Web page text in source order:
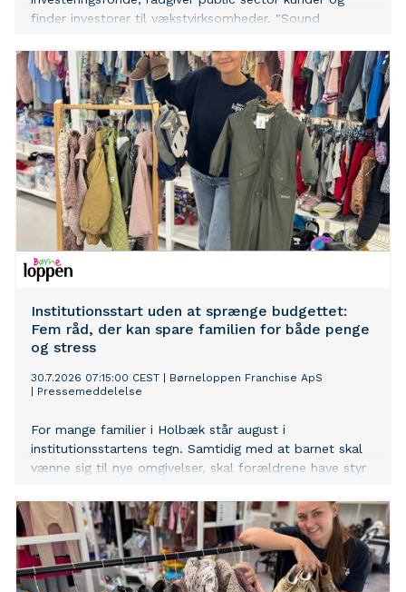
finder investorer til vækstvirksomheder. "Sound
cheføkonom for Sydøstasien hos Lundgreen's Capital i
Manila i Filippinerne og Peter Lundgreen Founding CEO
for Lundgreen's Capital A/S i København. Parret
diskuterrer forskellige udviklinger i det globale
finansmarked som de finder interessante, som de også
mener det har værdi, at investorer inddrager i deres
betragter. Værd at vide er, at alle de temaer, som Mel
og Peter bringer frem indgår i myriaden af elementer,
som Lundgreen's Capital bygger sine egne vurderinger
på, i rådgivningen af formuende kunder og forvaltningen
af selskabets investeringsfonde.
Institutionsstart uden at sprænge budgettet:
Fem råd, der kan spare familien for både penge
og stress
30.7.2026 07:15:00 CEST
Børneloppen Franchise ApS
Pressemeddelelse
For mange familier i Holbæk står august i
institutionsstartens tegn. Samtidig med at barnet skal
vænne sig til nye omgivelser, skal forældrene have styr
skiftetøj. Hos Børneloppen Holbæk oplever man hvert
år, at mange familier bliver overraskede over, hvor
mange ting der faktisk skal være klar – og hvor hurtigt
udgifterne kan løbe op.